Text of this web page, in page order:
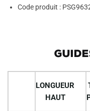
Code produit :
LONGUEUR
HAUT